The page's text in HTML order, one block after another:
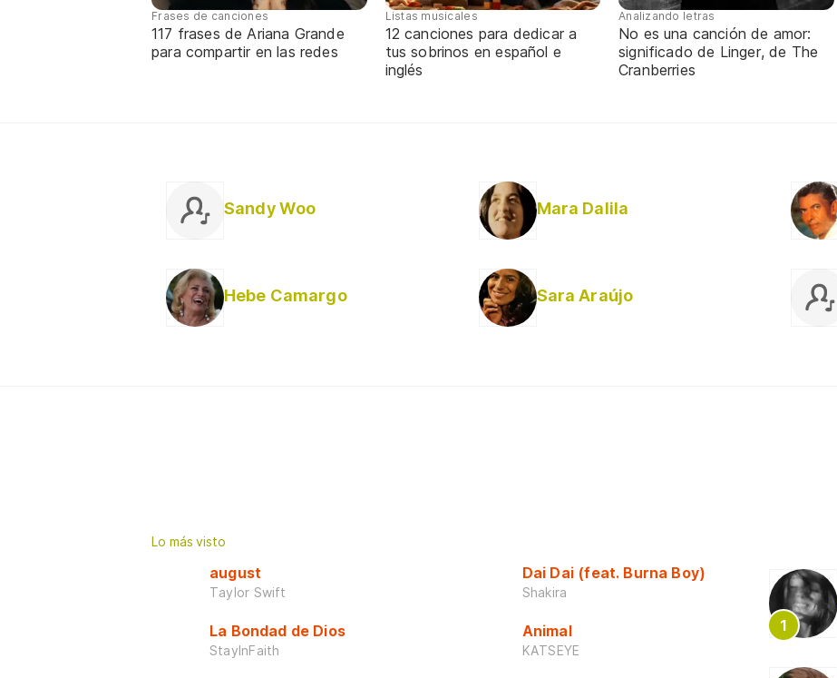
Frases de canciones
117 frases de Ariana Grande
para compartir en las redes
Listas musicales
12 canciones para dedicar a
tus sobrinos en español e
inglés
Analizando letras
No es una canción de amor:
significado de Linger, de The
Cranberries
Sandy Woo Mara Dalila
Hebe Camargo Sara Araújo
Lo más visto
august
Taylor Swift
La Bondad de Dios
StayInFaith
Dai Dai (feat. Burna Boy)
Shakira
Animal
KATSEYE